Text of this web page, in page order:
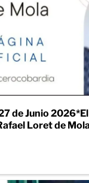
de Junio
Loret de Mola-